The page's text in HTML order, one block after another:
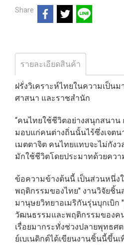
Share
รายละเอียดสินค้า
ฝรั่งวิเคราะห์ไทยในความเป็น
ศาสนา และราชสำนัก
“คนไทยใช้ชีวิตอย่างสนุกสนา
มอบแก่คนต่างถิ่นนั้นไร้ซึ่งเจตน
เมตตาจิต คนไทยแทบจะไม่กัง
มักใช้ชีวิตโดยประมาทด้วยควา
ข้อความข้างต้นนี้ เป็นส่วนหนึ่ง
พฤติกรรมของไทย" งานวิจัยชิ้
มานุษยวิทยาอเมริกันรุ่นบุกเบิก
วัฒนธรรมและพฤติกรรมของค
เรื่อยมากระทั่งช่วงปลายพุทธศ
ย์เบเนดิกต์ได้เขียนงานชิ้นนี้ขึ้น